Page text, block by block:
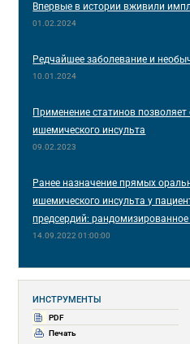
Впервые в истории вживили
01.02.2024
Редчайшее заболевание и
10.01.2024
Применение статинов
ишемического инсульта
09.02.2023
Ранее назначение прямых
ишемического инсульта у
предсердий: рандомизированное
14.09.2022 01:00:00
ИНСТРУМЕНТЫ
PDF
Печать